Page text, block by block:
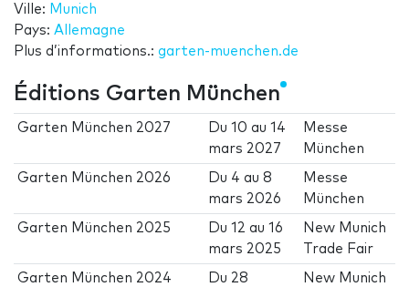
Ville: Munich
Pays: Allemagne
Plus d’informations.: garten-muenchen.de
Éditions Garten München
Garten München 2027 Du10 au14
mars 2027
Messe
München
Garten München 2026 Du 4 au8
mars 2026
Messe
München
Garten München 2025 Du12 au16
mars 2025
New Munich
Trade Fair
Garten München 2024 Du 28
New Munich